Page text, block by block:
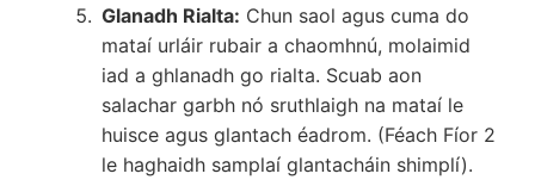
Glanadh Rialta: Chun saol agus cuma do
mataí urláir rubair a chaomhnú, molaimid
iad a ghlanadh go rialta. Scuab aon
salachar garbh nó sruthlaigh na mataí le
huisce agus glantach éadrom. (Féach Fíor 2
le haghaidh samplaí glantacháin shimplí).